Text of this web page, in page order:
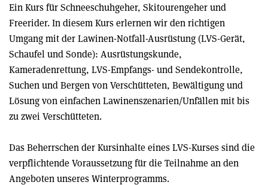
Ein Kurs für Schneeschuhgeher, Skitourengeher und
Freerider. In diesem Kurs erlernen wir den richtigen
Umgang mit der Lawinen-Notfall-Ausrüstung (LVS-Gerät,
Schaufel und Sonde): Ausrüstungskunde,
Kameradenrettung, LVS-Empfangs- und Sendekontrolle,
Suchen und Bergen von Verschütteten, Bewältigung und
Lösung von einfachen Lawinenszenarien/Unfällen mit bis
zu zwei Verschütteten.
Das Beherrschen der Kursinhalte eines LVS-Kurses sind die
verpflichtende Voraussetzung für die Teilnahme an den
Angeboten unseres Winterprogramms.